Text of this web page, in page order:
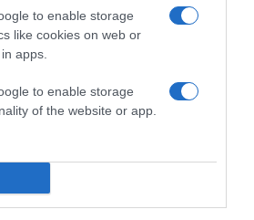
to enable storage
like cookies on web or
apps.
to enable storage
of the website or app.